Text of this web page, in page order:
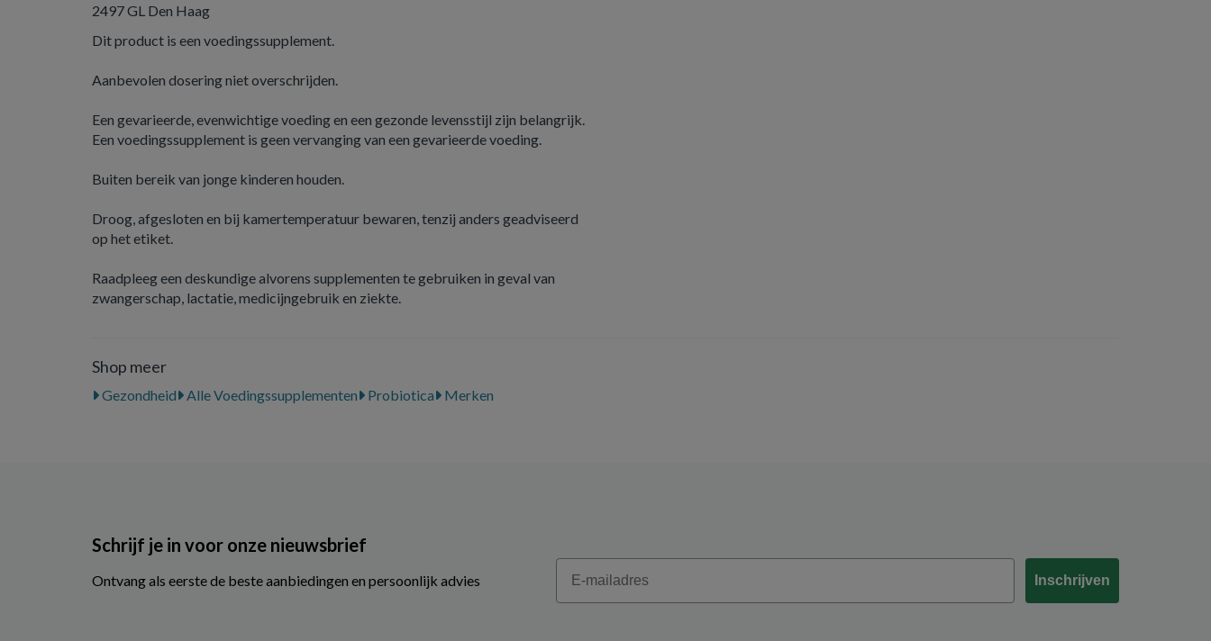
2497 GL Den Haag
Dit product is een voedingssupplement.
Aanbevolen dosering niet overschrijden.
Een gevarieerde, evenwichtige voeding en een gezonde levensstijl zijn belangrijk.
Een voedingssupplement is geen vervanging van een gevarieerde voeding.
Buiten bereik van jonge kinderen houden.
Droog, afgesloten en bij kamertemperatuur bewaren, tenzij anders geadviseerd
op het etiket.
Raadpleeg een deskundige alvorens supplementen te gebruiken in geval van
zwangerschap, lactatie, medicijngebruik en ziekte.
Shop meer
Gezondheid Alle Voedingssupplementen Probiotica Merken
Schrijf je in voor onze nieuwsbrief
Ontvang als eerste de beste aanbiedingen en persoonlijk advies
Email
Inschrijven